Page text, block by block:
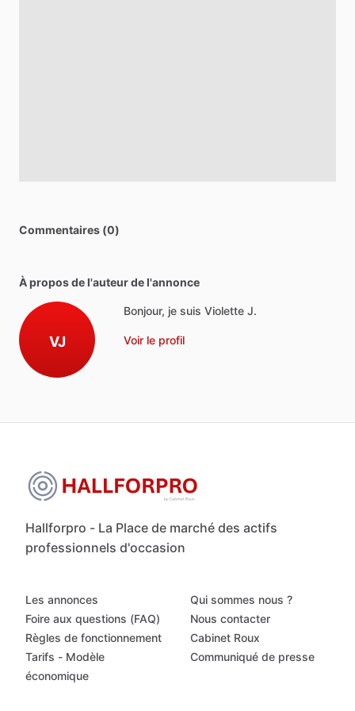
Commentaires (0)
À propos de l'auteur de l'annonce
VJ
Bonjour, je suis Violette J.
Voir le profil
Hallforpro - La Place de marché des actifs
professionnels d'occasion
Les annonces
Foire aux questions (FAQ)
Règles de fonctionnement
Tarifs - Modèle
économique
Qui sommes nous ?
Nous contacter
Cabinet Roux
Communiqué de presse